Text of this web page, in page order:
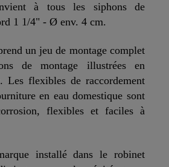
à tous les siphons de
1 1/4" - Ø env. 4 cm.
un jeu de montage complet
de montage illustrées en
Les flexibles de raccordement
en eau domestique sont
flexibles et faciles à
installé dans le robinet